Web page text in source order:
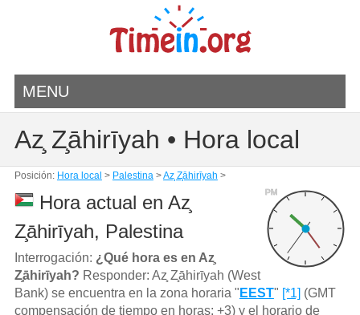
MENU
Az̧ Z̧āhirīyah • Hora local
Posición: Hora local > Palestina>Az̧ Z̧āhirīyah >
PM
Hora actual en Az̧
Z̧āhirīyah, Palestina
Interrogación: ¿Qué hora es en Az̧
Z̧āhirīyah? Responder: Az̧ Z̧āhirīyah (West
Bank) se encuentra en la zona horaria " EEST" [*1] (GMT
compensación de tiempo en horas: +3) y el horario de